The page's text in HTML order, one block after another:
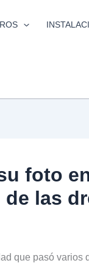
foto
las
que pasó